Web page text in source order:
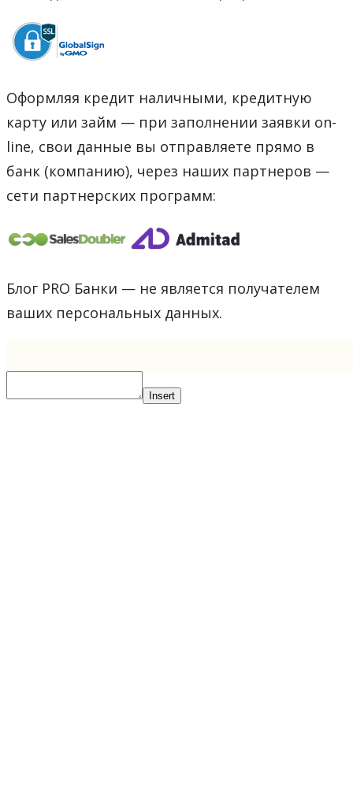
Оформляя кредит наличными, кредитную
карту или займ — при заполнении заявки on-
line, свои данные вы отправляете прямо в
банк (компанию), через наших партнеров —
сети партнерских программ:
Блог PRO Банки — не является получателем
ваших персональных данных.
Insert